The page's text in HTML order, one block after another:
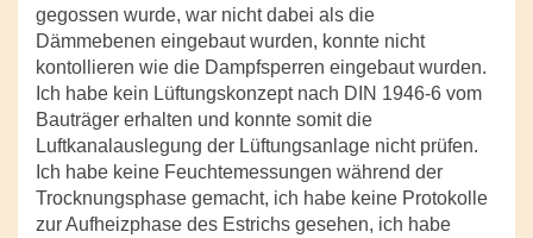
gegossen wurde, war nicht dabei als die
Dämmebenen eingebaut wurden, konnte nicht
kontollieren wie die Dampfsperren eingebaut wurden.
Ich habe kein Lüftungskonzept nach DIN 1946-6 vom
Bauträger erhalten und konnte somit die
Luftkanalauslegung der Lüftungsanlage nicht prüfen.
Ich habe keine Feuchtemessungen während der
Trocknungsphase gemacht, ich habe keine Protokolle
zur Aufheizphase des Estrichs gesehen, ich habe